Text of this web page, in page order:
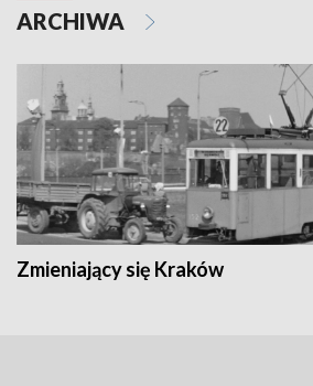
ARCHIWA
Zmieniający się Kraków